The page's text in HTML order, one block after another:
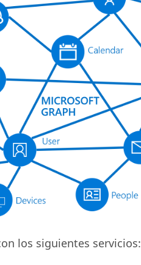
los siguientes servicios: